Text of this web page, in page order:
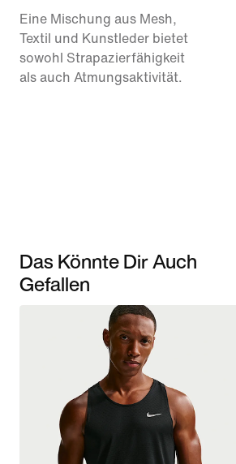
Eine Mischung aus Mesh,
Textil und Kunstleder bietet
sowohl Strapazierfähigkeit
als auch Atmungsaktivität.
Das Könnte Dir Auch
Gefallen